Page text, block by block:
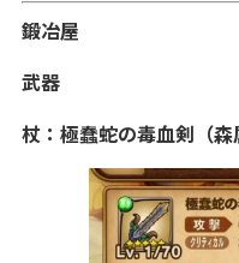
鍛冶屋
武器
杖：極蠢蛇の毒血剣 （